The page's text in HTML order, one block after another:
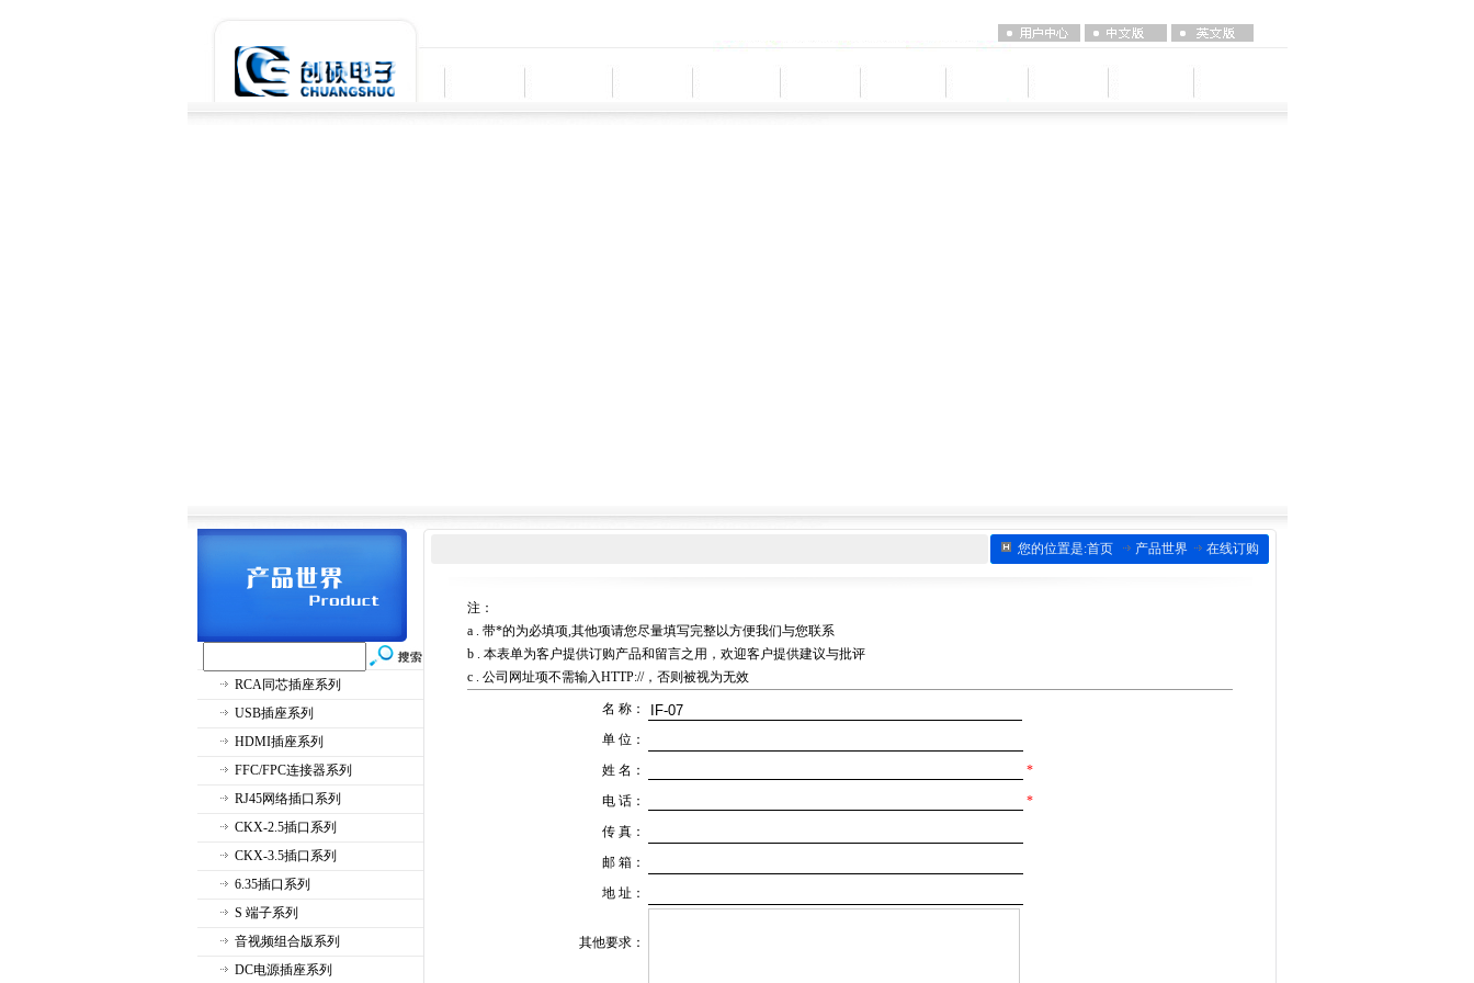
RCA同芯插座系列
USB插座系列
HDMI插座系列
FFC/FPC连接器系列
RJ45网络插口系列
CKX-2.5插口系列
CKX-3.5插口系列
6.35插口系列
S 端子系列
音视频组合版系列
DC电源插座系列
您的位置是:首页 产品世界 在线订购
注：
a . 带*的为必填项,其他项请您尽量填写完整以方便我们与您联系
b . 本表单为客户提供订购产品和留言之用，欢迎客户提供建议与批评
c . 公司网址项不需输入HTTP://，否则被视为无效
名 称：
单 位：
姓 名：
*
电 话：
*
传 真：
邮 箱：
地 址：
其他要求：